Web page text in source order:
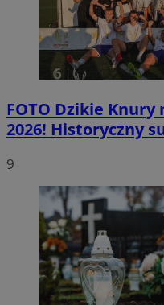
FOTO Dzikie Knury
2026! Historyczny
9